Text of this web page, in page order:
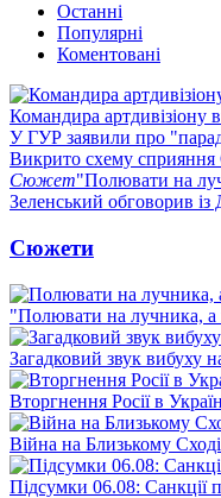
Останні
Популярні
Коментовані
Командира артдивізіону
У ГУР заявили про
Викрито схему сприяння
Сюжет"Полювати на
Зеленський обговорив
Сюжети
"Полювати на лучника, а
Загадковий звук вибуху
Вторгнення Росії в
Війна на Близькому
Підсумки 06.08: Санкції